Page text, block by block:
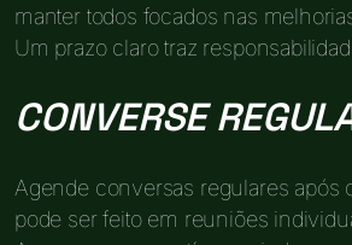
manter todos focados nas
Um prazo claro traz
CONVERSE
Agende conversas regulares após
pode ser feito em reuniões